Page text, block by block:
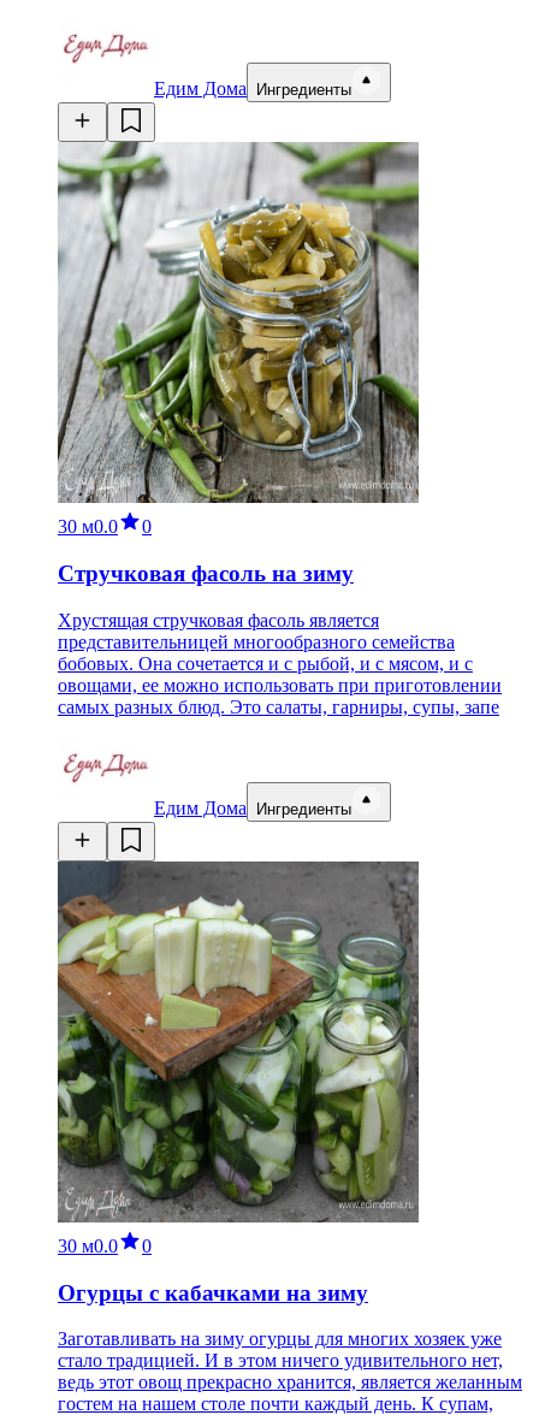
Едим Дома Ингредиенты
30 м0.0 0
Стручковая фасоль на зиму
Хрустящая стручковая фасоль является
представительницей многообразного семейства
бобовых. Она сочетается и с рыбой, и с мясом, и с
овощами, ее можно использовать при приготовлении
самых разных блюд. Это салаты, гарниры, супы, запе
Едим Дома Ингредиенты
30 м0.0 0
Огурцы с кабачками на зиму
Заготавливать на зиму огурцы для многих хозяек уже
стало традицией. И в этом ничего удивительного нет,
ведь этот овощ прекрасно хранится, является желанным
гостем на нашем столе почти каждый день. К супам,